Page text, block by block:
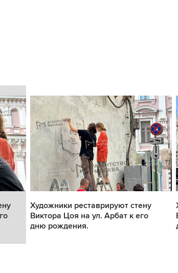
Художники реставрируют стену
Виктора Цоя на ул. Арбат к его
дню рождения.